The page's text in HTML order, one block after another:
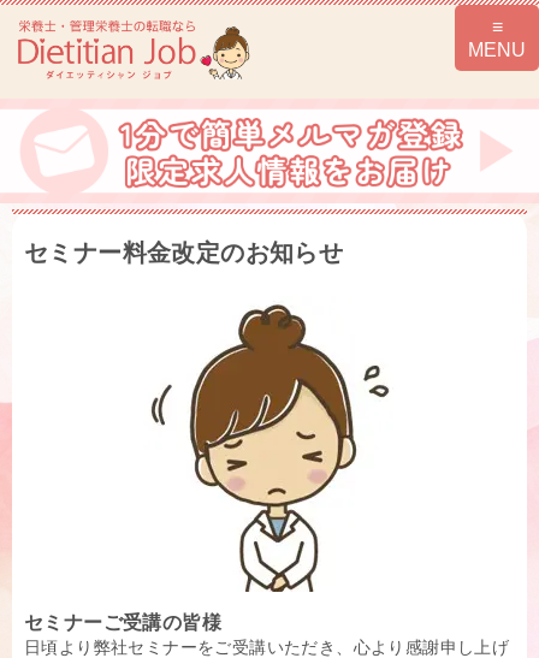
セミナー料金改定のお知らせ
セミナーご受講の皆様
日頃より弊社セミナーをご受講いただき、心より感謝申し上げ